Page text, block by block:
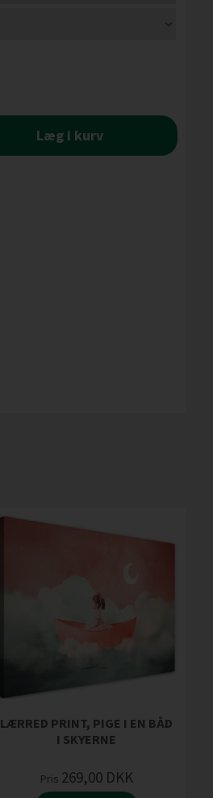
Læg i kurv
LÆRRED PRINT, PIGE I EN BÅD
I SKYERNE
Pris 269,00 DKK